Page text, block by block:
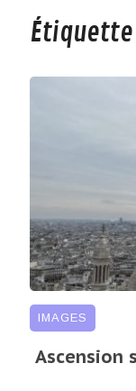
IMAGES
Ascension